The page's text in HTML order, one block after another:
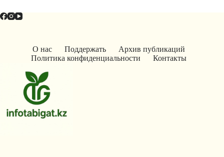
О нас Поддержать
Архив публикаций
Политика конфиденциальности
Контакты